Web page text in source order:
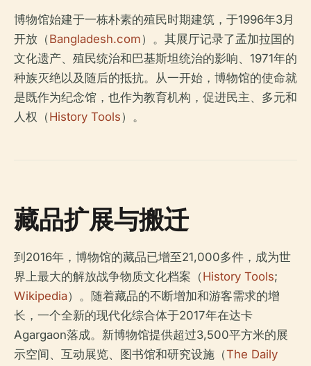
博物馆始建于一栋朴素的殖民时期建筑，于1996年3月
开放（Bangladesh.com）。其展厅记录了孟加拉国的
文化遗产、殖民统治和巴基斯坦统治的影响、1971年的
种族灭绝以及随后的抵抗。从一开始，博物馆的使命就
是既作为纪念馆，也作为教育机构，促进民主、多元和
人权（History Tools）。
藏品扩展与搬迁
到2016年，博物馆的藏品已增至21,000多件，成为世
界上最大的解放战争物质文化档案（History Tools;
Wikipedia）。随着藏品的不断增加和游客需求的增
长，一个全新的现代化综合体于2017年在达卡
Agargaon落成。新博物馆提供超过3,500平方米的展
示空间、互动展览、图书馆和研究设施（The Daily